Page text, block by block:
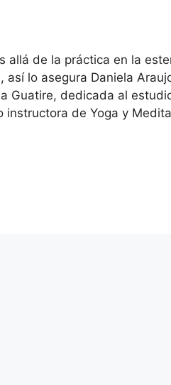
allá de la práctica en la
lo asegura Daniela
Guatire, dedicada al
instructora de Yoga y